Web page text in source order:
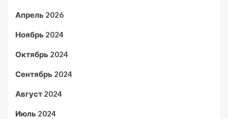
Апрель 2026
Ноябрь 2024
Октябрь 2024
Сентябрь 2024
Август 2024
Июль 2024